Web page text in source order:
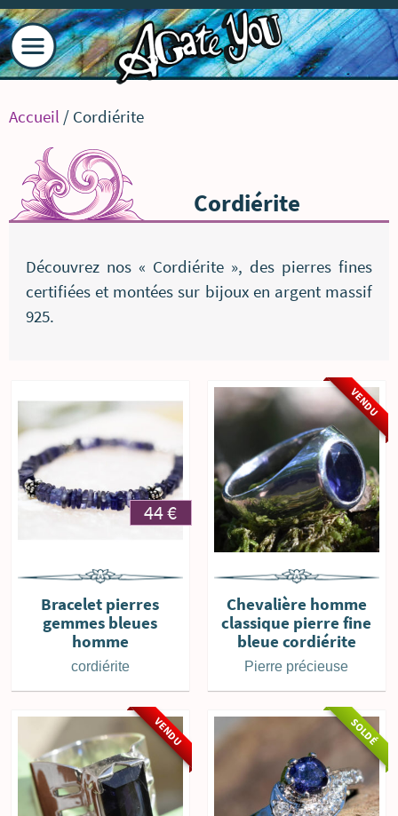
Accueil / Cordiérite
Cordiérite
Découvrez nos « Cordiérite », des pierres fines
certifiées et montées sur bijoux en argent massif
925.
44€
Bracelet pierres
gemmes bleues
homme
cordiérite
VENDU
Chevalière homme
classique pierre fine
bleue cordiérite
Pierre précieuse
VENDU SOLDÉ